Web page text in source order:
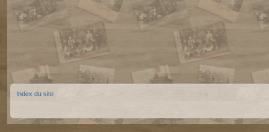
Index du site